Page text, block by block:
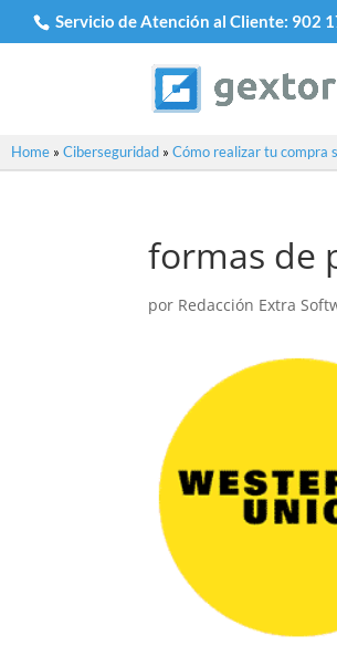
Servicio de Atención al Cliente: 902
Home » Ciberseguridad » Cómo realizar tu compra
formas de
por Redacción Extra